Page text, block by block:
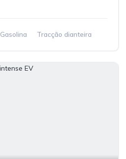
Gasolina Tracção dianteira